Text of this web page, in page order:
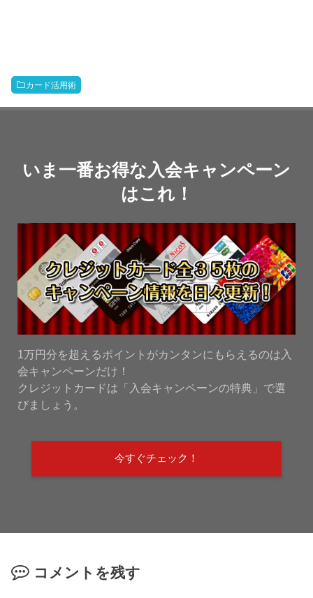
カード活用術
いま一番お得な入会キャンペーン
はこれ！
1万円分を超えるポイントがカンタンにもらえるのは入
会キャンペーンだけ！
クレジットカードは「入会キャンペーンの特典」で選
びましょう。
今すぐチェック！
コメントを残す